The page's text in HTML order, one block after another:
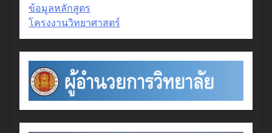
ข้อมูลหลักสูตร
โครงงานวิทยาศาสตร์